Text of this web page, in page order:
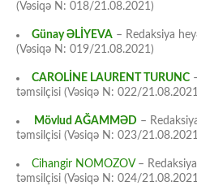
(Vəsiqə N: 018/21.08.2021)
Günay ƏLİYEVA – Redaksiya
(Vəsiqə N: 019/21.08.2021)
CAROLİNE LAURENT TURUNC
təmsilçisi (Vəsiqə N: 022/
Mövlud AĞAMMƏD –
təmsilçisi (Vəsiqə N: 023/
Cihangir NOMOZOV–
təmsilçisi (Vəsiqə N: 024/